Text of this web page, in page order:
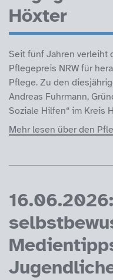
Höxter
Seit fünf Jahren verleiht
Pflegepreis NRW für
Pflege. Zu den
Andreas Fuhrmann,
Soziale Hilfen“ im Kreis
Mehr lesen über den